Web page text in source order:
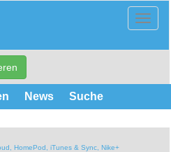
News Suche
HomePod, iTunes & Sync, Nike+